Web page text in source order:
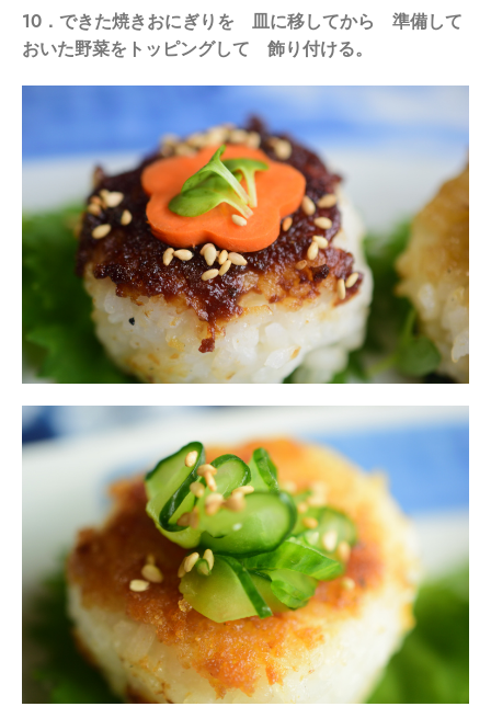
10．できた焼きおにぎりを 皿に移してから 準備して
おいた野菜をトッピングして 飾り付ける。